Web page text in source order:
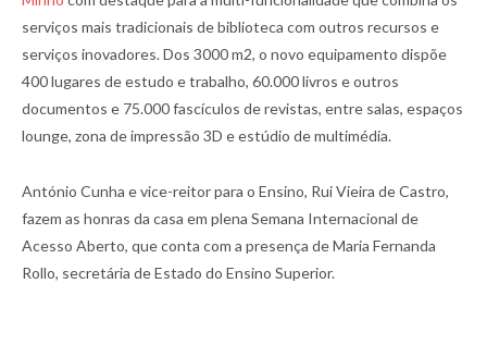
serviços mais tradicionais de biblioteca com outros recursos e
serviços inovadores. Dos 3000 m2, o novo equipamento dispõe
400 lugares de estudo e trabalho, 60.000 livros e outros
documentos e 75.000 fascículos de revistas, entre salas, espaços
lounge, zona de impressão 3D e estúdio de multimédia.
António Cunha e vice-reitor para o Ensino, Rui Vieira de Castro,
fazem as honras da casa em plena Semana Internacional de
Acesso Aberto, que conta com a presença de Maria Fernanda
Rollo, secretária de Estado do Ensino Superior.